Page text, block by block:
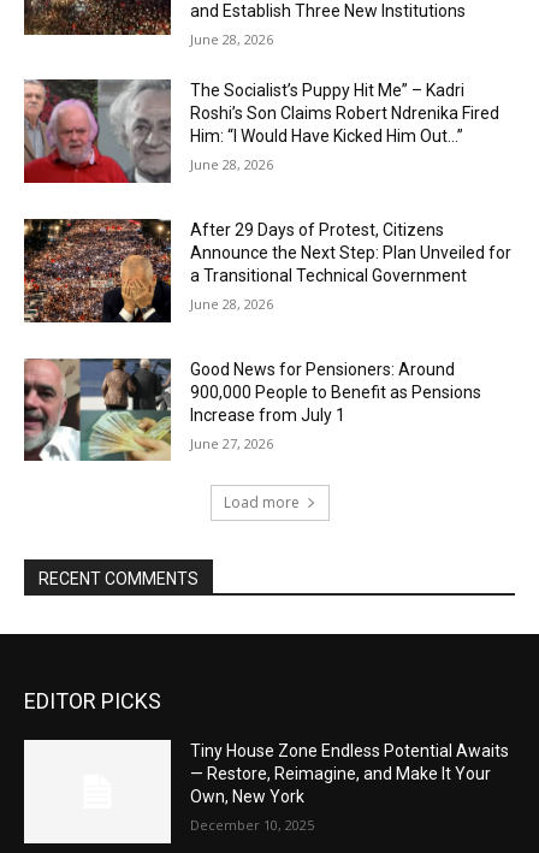
and Establish Three New Institutions
June 28, 2026
The Socialist’s Puppy Hit Me” – Kadri
Roshi’s Son Claims Robert Ndrenika Fired
Him: “I Would Have Kicked Him Out…”
June 28, 2026
After 29 Days of Protest, Citizens
Announce the Next Step: Plan Unveiled for
a Transitional Technical Government
June 28, 2026
Good News for Pensioners: Around
900,000 People to Benefit as Pensions
Increase from July 1
June 27, 2026
Load more
RECENT COMMENTS
EDITOR PICKS
Tiny House Zone Endless Potential Awaits
— Restore, Reimagine, and Make It Your
Own, New York
December 10, 2025